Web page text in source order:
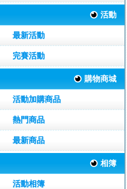
活動
最新活動
完賽活動
購物商城
活動加購商品
熱門商品
最新商品
相簿
活動相簿